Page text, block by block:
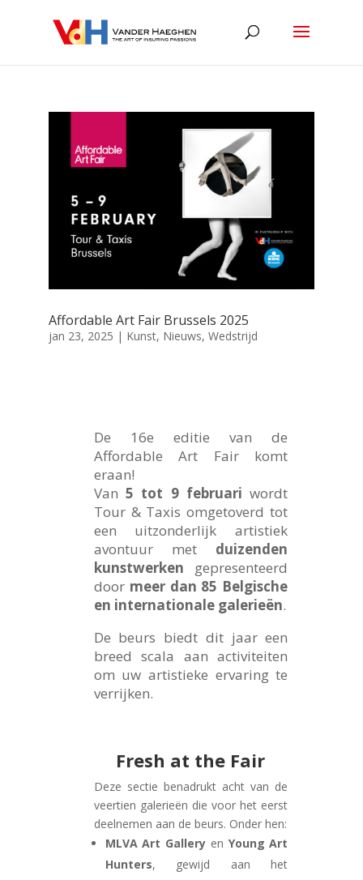
Affordable Art Fair Brussels 2025
jan 23, 2025 | Kunst, Nieuws, Wedstrijd
De 16e editie van de
Affordable Art Fair komt
eraan!
Van 5 tot 9 februari wordt
Tour & Taxis omgetoverd tot
een uitzonderlijk artistiek
avontuur met duizenden
kunstwerken gepresenteerd
door meer dan 85 Belgische
en internationale galerieën.
De beurs biedt dit jaar een
breed scala aan activiteiten
om uw artistieke ervaring te
verrijken.
Fresh at the Fair
Deze sectie benadrukt acht van de
veertien galerieën die voor het eerst
deelnemen aan de beurs. Onder hen:
MLVA Art Gallery en Young Art
Hunters, gewijd aan het